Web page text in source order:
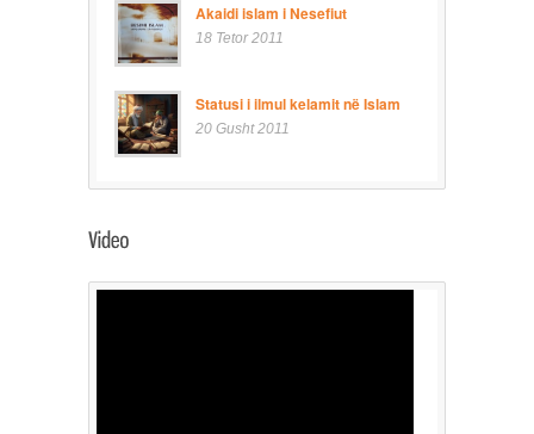
Akaidi islam i Nesefiut
18 Tetor 2011
Statusi i ilmul kelamit në Islam
20 Gusht 2011